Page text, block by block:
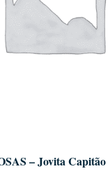
– Jovita Capitão